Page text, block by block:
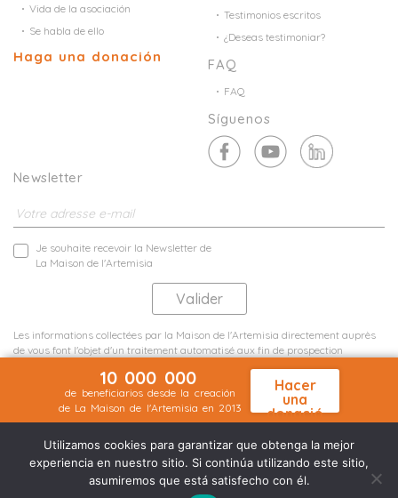
Vida de la asociación
Se habla de ello
Haga una donación
Testimonios escritos
¿Deseas testimoniar?
FAQ
FAQ
Síguenos
Newsletter
Je souhaite recevoir la Newsletter de
La Maison de l'Artemisia
Les informations collectées par la Maison de l'Artemisia directement auprès
de vous font l'objet d'un traitement automatisé aux fin de prospection
10 000 000
de beneficiarios desde la creación
de La Maison de l'Artemisia en 2013
Hacer
una
donació
n
Utilizamos cookies para garantizar que obtenga la mejor
experiencia en nuestro sitio. Si continúa utilizando este sitio,
asumiremos que está satisfecho con él.